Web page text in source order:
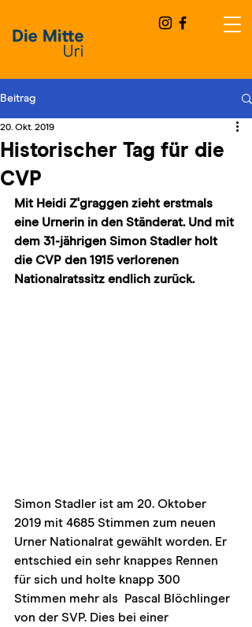
Beitrag
Historischer Tag für die
CVP
20. Okt. 2019
Mit Heidi Z'graggen zieht erstmals
eine Urnerin in den Ständerat. Und mit
dem 31-jährigen Simon Stadler holt
die CVP den 1915 verlorenen
Nationalratssitz endlich zurück.
Simon Stadler ist am 20. Oktober
2019 mit 4685 Stimmen zum neuen
Urner Nationalrat gewählt worden. Er
entschied ein sehr knappes Rennen
für sich und holte knapp 300
Stimmen mehr als  Pascal Blöchlinger
von der SVP. Dies bei einer